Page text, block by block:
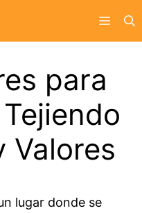
Menú
para
Valores
lugar donde se